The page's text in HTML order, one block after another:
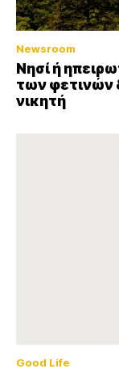
Newsroom
Νησί ή
των φετινών
νικητή
Good Life